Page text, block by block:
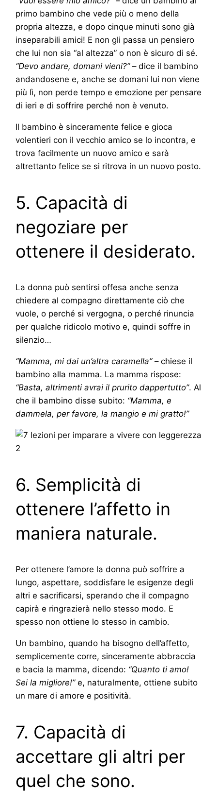
primo bambino che vede più o meno della
propria altezza, e dopo cinque minuti sono già
inseparabili amici! E non gli passa un pensiero
che lui non sia “al altezza” o non è sicuro di sé.
“Devo andare, domani vieni?”– dice il bambino
andandosene e, anche se domani lui non viene
più lì, non perde tempo e emozione per pensare
di ieri e di soffrire perché non è venuto.
Il bambino è sinceramente felice e gioca
volentieri con il vecchio amico se lo incontra, e
trova facilmente un nuovo amico e sarà
altrettanto felice se si ritrova in un nuovo posto.
5. Capacità di
negoziare per
ottenere il desiderato.
La donna può sentirsi offesa anche senza
chiedere al compagno direttamente ciò che
vuole, o perché si vergogna, o perché rinuncia
per qualche ridicolo motivo e, quindi soffre in
silenzio…
“Mamma, mi dai un’altra caramella”– chiese il
bambino alla mamma. La mamma rispose:
“Basta, altrimenti avrai il prurito dappertutto”. Al
che il bambino disse subito: “Mamma, e
dammela, per favore, la mangio e mi gratto!”
6. Semplicità di
ottenere l’affetto in
maniera naturale.
Per ottenere l’amore la donna può soffrire a
lungo, aspettare, soddisfare le esigenze degli
altri e sacrificarsi, sperando che il compagno
capirà e ringrazierà nello stesso modo. E
spesso non ottiene lo stesso in cambio.
Un bambino, quando ha bisogno dell’affetto,
semplicemente corre, sinceramente abbraccia
e bacia la mamma, dicendo: “Quanto ti amo!
Sei la migliore!”e, naturalmente, ottiene subito
un mare di amore e positività.
7. Capacità di
accettare gli altri per
quel che sono.